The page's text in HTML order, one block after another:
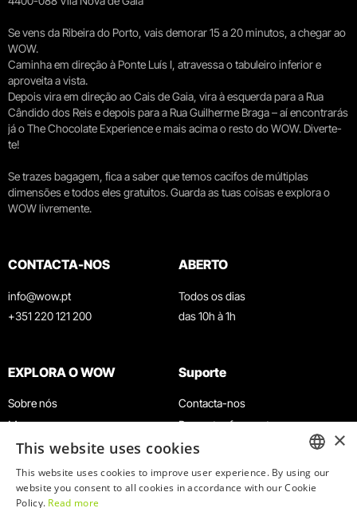
Se vens da Ribeira do Porto, vais demorar 15 a 20 minutos, a chegar ao
WOW.
Caminha em direção à Ponte Luís I, atravessa o tabuleiro inferior e
aproveita a vista.
Depois vira em direção ao Cais de Gaia, vira à esquerda para a Rua
Cândido dos Reis e depois para a Rua Guilherme Braga – aí encontrarás
já o The Chocolate Experience e mais acima o resto do WOW. Diverte-
te!
Se trazes bagagem, fica a saber que temos cacifos de múltiplas
dimensões e todos eles gratuitos. Guarda as tuas coisas e explora o
WOW livremente.
CONTACTA-NOS
info@wow.pt
+351 220 121 200
ABERTO
Todos os dias
das 10h à 1h
EXPLORA O WOW
Sobre nós
Museus
Agenda
Notícias
Restaurantes
Suporte
Contacta-nos
Perguntas frequentes
Termos e Condições
Política de privacidade e cookies
Trabalha connosco
ENGLISH
×
This website uses cookies
This website uses cookies to improve user experience. By using our
website you consent to all cookies in accordance with our Cookie
Policy. Read more